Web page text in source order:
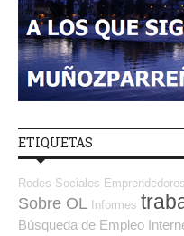
ETIQUETAS
Redes Sociales Emprendedores
Sobre OL Informes
Búsqueda de Empleo